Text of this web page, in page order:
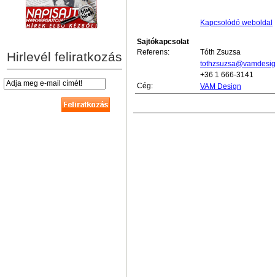
Hirlevél feliratkozás
Kapcsolódó weboldal
Sajtókapcsolat
Referens:
Tóth Zsuzsa
+36 1 666-3141
Cég:
VAM Design